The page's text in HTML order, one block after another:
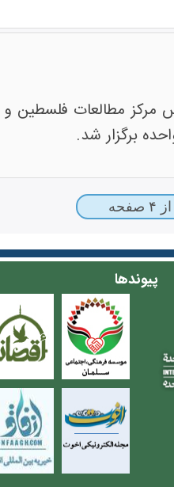
مطالعات فلسطین و
برگزار شد.
پیوندها